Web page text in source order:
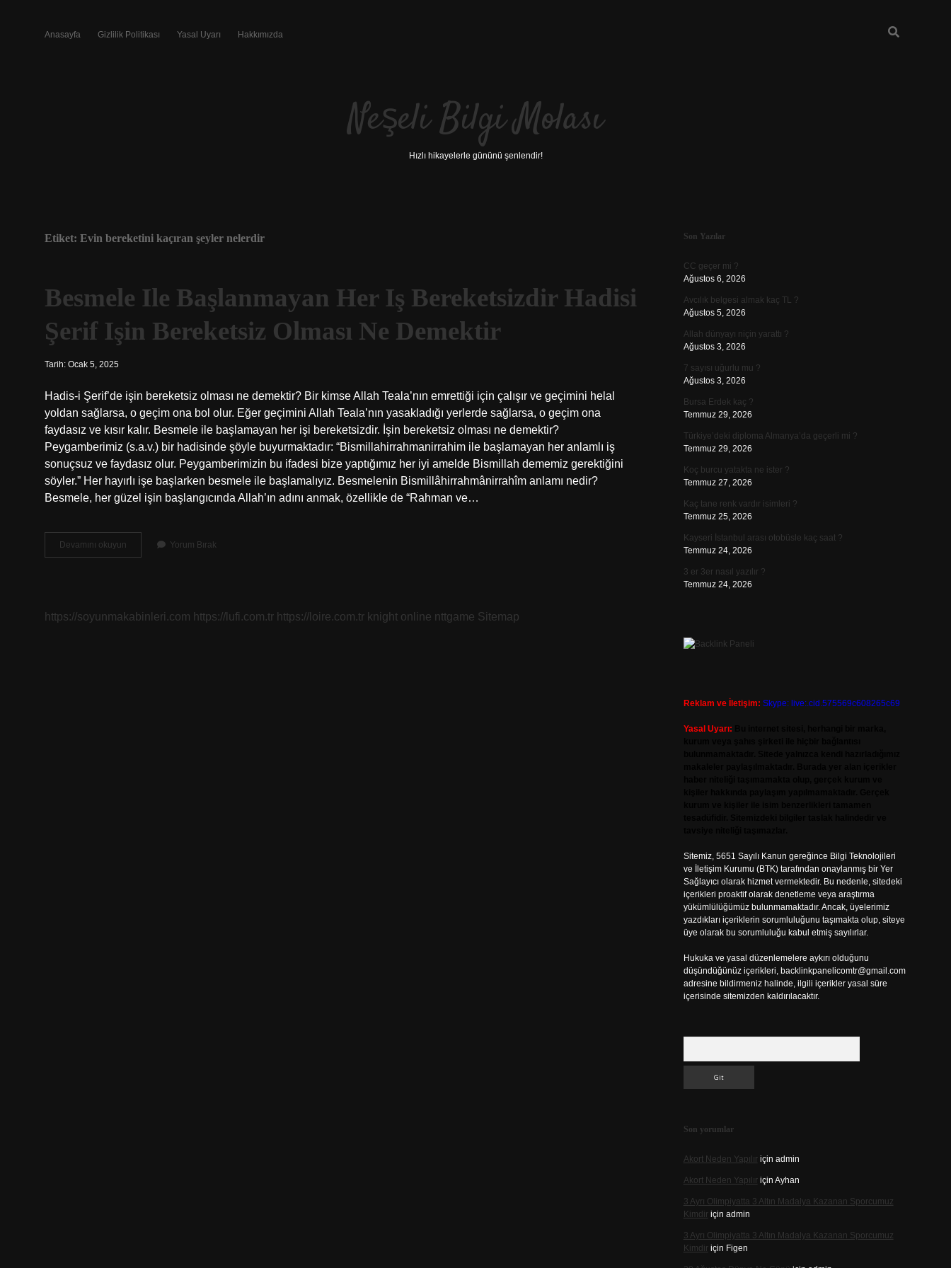
Anasayfa Gizlilik Politikası Yasal Uyarı Hakkımızda
Neşeli Bilgi Molası
Hızlı hikayelerle gününü şenlendir!
Etiket: Evin bereketini kaçıran şeyler nelerdir
Besmele Ile Başlanmayan Her Iş Bereketsizdir Hadisi
Şerif Işin Bereketsiz Olması Ne Demektir
Tarih: Ocak 5, 2025
Hadis-i Şerif’de işin bereketsiz olması ne demektir? Bir kimse Allah Teala’nın emrettiği için çalışır ve geçimini helal
yoldan sağlarsa, o geçim ona bol olur. Eğer geçimini Allah Teala’nın yasakladığı yerlerde sağlarsa, o geçim ona
faydasız ve kısır kalır. Besmele ile başlamayan her işi bereketsizdir. İşin bereketsiz olması ne demektir?
Peygamberimiz (s.a.v.) bir hadisinde şöyle buyurmaktadır: “Bismillahirrahmanirrahim ile başlamayan her anlamlı iş
sonuçsuz ve faydasız olur. Peygamberimizin bu ifadesi bize yaptığımız her iyi amelde Bismillah dememiz gerektiğini
söyler.” Her hayırlı işe başlarken besmele ile başlamalıyız. Besmelenin Bismillâhirrahmânirrahîm anlamı nedir?
Besmele, her güzel işin başlangıcında Allah’ın adını anmak, özellikle de “Rahman ve…
Devamını okuyun Besmele
Ile
Hadisi
Yorum Bırak
https://soyunmakabinleri.com https://lufi.com.tr https://loire.com.tr knight online nttgame Sitemap
Sidebar
Son Yazılar
CC geçer mi ?
Ağustos 6, 2026
Avcılık belgesi almak kaç TL ?
Ağustos 5, 2026
Allah dünyayı niçin yarattı ?
Ağustos 3, 2026
7 sayısı uğurlu mu ?
Ağustos 3, 2026
Bursa Erdek kaç ?
Temmuz 29, 2026
Türkiye’deki diploma Almanya’da geçerli mi ?
Temmuz 29, 2026
Koç burcu yatakta ne ister ?
Temmuz 27, 2026
Kaç tane renk vardır isimleri ?
Temmuz 25, 2026
Kayseri İstanbul arası otobüsle kaç saat ?
Temmuz 24, 2026
3 er 3er nasıl yazılır ?
Temmuz 24, 2026
Reklam ve İletişim: Skype: live:.cid.575569c608265c69
Yasal Uyarı:
Sitemiz, 5651 Sayılı Kanun gereğince Bilgi Teknolojileri
ve İletişim Kurumu (BTK) tarafından onaylanmış bir Yer
Sağlayıcı olarak hizmet vermektedir. Bu nedenle, sitedeki
içerikleri proaktif olarak denetleme veya araştırma
yükümlülüğümüz bulunmamaktadır. Ancak, üyelerimiz
yazdıkları içeriklerin sorumluluğunu taşımakta olup, siteye
üye olarak bu sorumluluğu kabul etmiş sayılırlar.
Hukuka ve yasal düzenlemelere aykırı olduğunu
düşündüğünüz içerikleri, backlinkpanelicomtr@gmail.com
adresine bildirmeniz halinde, ilgili içerikler yasal süre
içerisinde sitemizden kaldırılacaktır.
Son yorumlar
Akort Neden Yapılıriçin admin
Akort Neden Yapılıriçin Ayhan
3 Ayrı Olimpiyatta 3 Altın Madalya Kazanan Sporcumuz
Kimdiriçin admin
3 Ayrı Olimpiyatta 3 Altın Madalya Kazanan Sporcumuz
Kimdiriçin Figen